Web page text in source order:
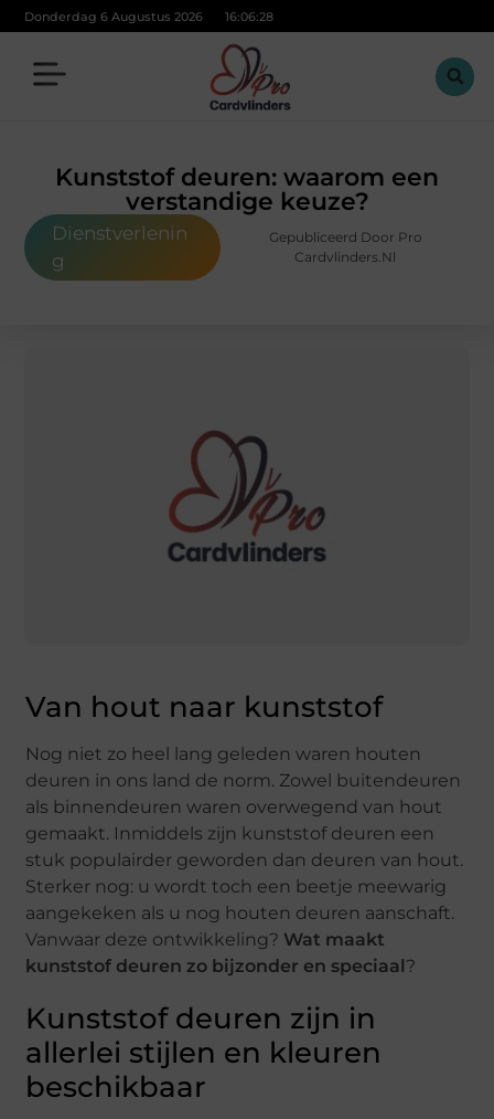
Donderdag 6 Augustus 2026 16:06:29
Kunststof deuren: waarom een
verstandige keuze?
Dienstverlenin
g
Gepubliceerd Door Pro
Cardvlinders.nl
Van hout naar kunststof
Nog niet zo heel lang geleden waren houten
deuren in ons land de norm. Zowel buitendeuren
als binnendeuren waren overwegend van hout
gemaakt. Inmiddels zijn kunststof deuren een
stuk populairder geworden dan deuren van hout.
Sterker nog: u wordt toch een beetje meewarig
aangekeken als u nog houten deuren aanschaft.
Vanwaar deze ontwikkeling? Wat maakt
kunststof deuren zo bijzonder en speciaal?
Kunststof deuren zijn in
allerlei stijlen en kleuren
beschikbaar